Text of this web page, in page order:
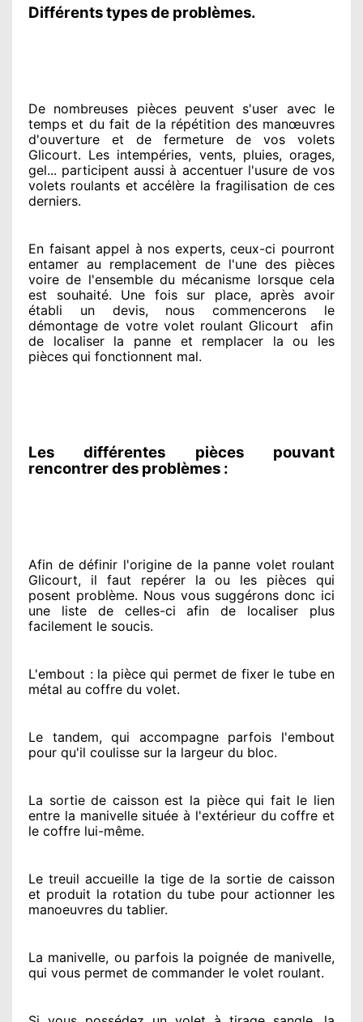
Différents types de problèmes.
De nombreuses pièces peuvent s'user avec le
temps et du fait de la répétition des manœuvres
d'ouverture et de fermeture de vos volets
Glicourt. Les intempéries, vents, pluies, orages,
gel... participent aussi à accentuerl'usure de vos
volets roulants et accélère la fragilisation de ces
derniers.
En faisant appel à nos experts, ceux-ci pourront
entamer au remplacement de l'une des pièces
voire de l'ensembledu mécanisme lorsque cela
est souhaité. Une fois sur place, après avoir
établi un devis, nous commencerons le
démontage de votre volet roulant Glicourt
afin
de localiser la panne et remplacer la ou les
pièces qui fonctionnent mal.
Les différentes pièces pouvant
rencontrer des problèmes :
Afin de définir l'originede la panne volet roulant
Glicourt, il faut repérerla ou les pièces qui
posent problème. Nous vous suggérons donc ici
une liste de celles-ci afin de localiser plus
facilement le soucis.
L'embout : la pièce qui permet de fixer le tube en
métal au coffre du volet.
Le tandem, qui accompagne parfois l'embout
pour qu'il coulisse sur la largeur du bloc.
La sortie de caisson est la pièce qui fait le lien
entre la manivelle située à l'extérieurdu coffre et
le coffre lui-même.
Le treuil accueille la tige de la sortie de caisson
et produit la rotation du tube pour actionner les
manoeuvres du tablier.
La manivelle, ou parfois la poignée de manivelle,
qui vous permet de commander le volet roulant.